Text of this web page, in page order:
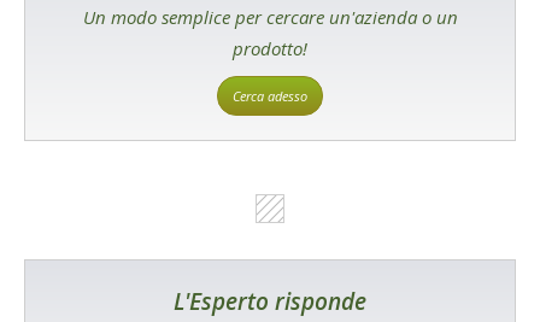
Un modo semplice per cercare un'azienda o un
prodotto!
Cerca adesso
L'Esperto risponde